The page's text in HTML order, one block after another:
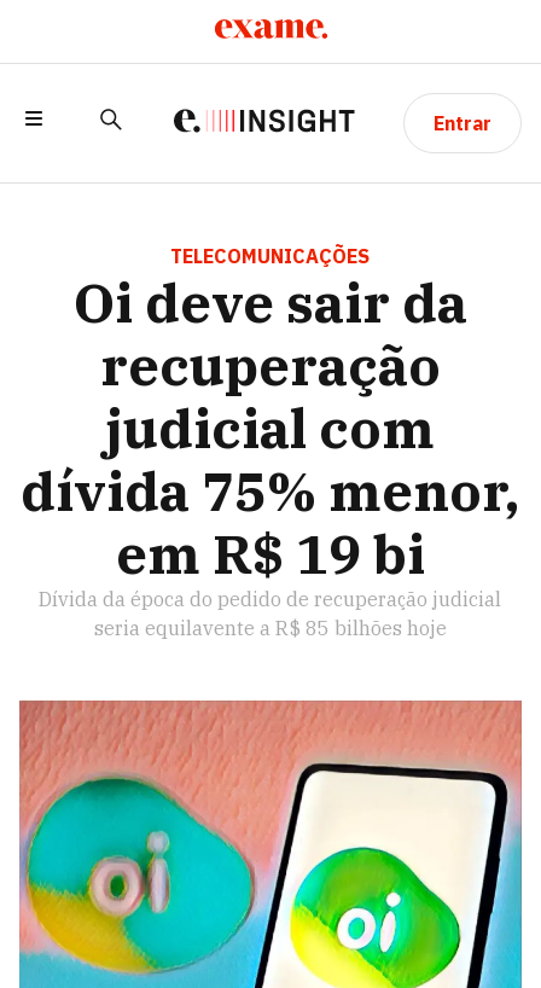
Entrar
JUDICIAL COM DÍVIDA 75% MENOR, EM
TELECOMUNICAÇÕES
Oi deve sair da
recuperação
judicial com
dívida 75% menor,
em R$ 19 bi
Dívida da época do pedido de recuperação judicial
seria equilavente a R$ 85 bilhões hoje